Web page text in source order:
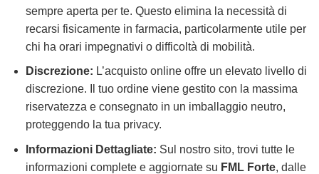
sempre aperta per te. Questo elimina la necessità di
recarsi fisicamente in farmacia, particolarmente utile per
chi ha orari impegnativi o difficoltà di mobilità.
Discrezione: L’acquisto online offre un elevato livello di
discrezione. Il tuo ordine viene gestito con la massima
riservatezza e consegnato in un imballaggio neutro,
proteggendo la tua privacy.
Informazioni Dettagliate: Sul nostro sito, trovi tutte le
informazioni complete e aggiornate su FML Forte, dalle